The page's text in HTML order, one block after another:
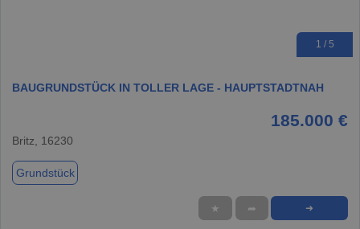
1 / 5
BAUGRUNDSTÜCK IN TOLLER LAGE - HAUPTSTADTNAH
185.000 €
Britz, 16230
Grundstück
★ ➦ ➜